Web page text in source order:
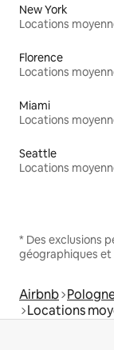
New York
Florence
Miami
Seattle
* Des exclusions
géographiques
Airbnb
Locations